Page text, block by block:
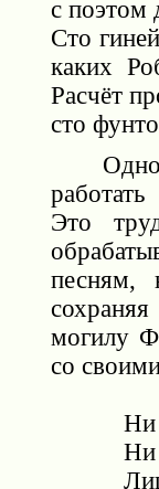
с поэтом
Сто
каких
Расчёт
сто
Это
песням,
могилу
со
Ни
Ни